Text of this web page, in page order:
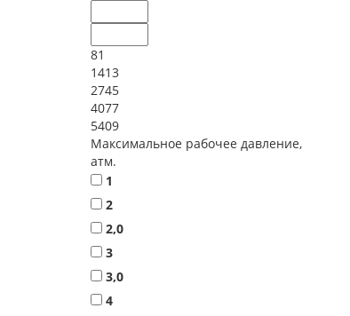
81
1413
2745
4077
5409
Максимальное рабочее давление,
атм.
1
2
2,0
3
3,0
4